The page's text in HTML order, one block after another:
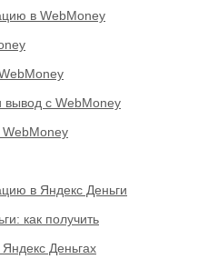
в WebMoney
с WebMoney
в Яндекс Деньги
как получить
Деньгах